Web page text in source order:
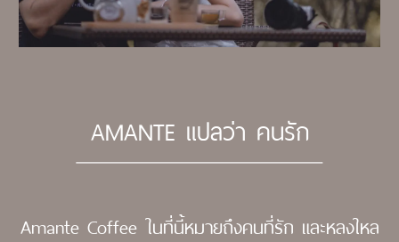
AMANTE แปลว่า คนรัก
Amante Coffee ในที่นี้หมายถึงคนที่รัก และหลงใหล